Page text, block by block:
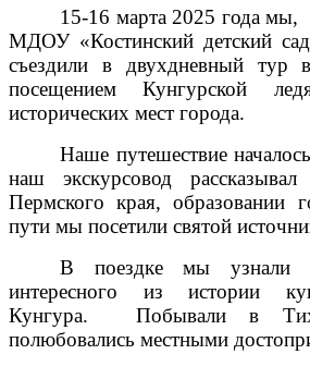
15-16 марта 2025 года
МДОУ «Костинский детский
съездили в двухдневный тур
посещением Кунгурской
исторических мест города.
Наше путешествие
наш экскурсовод
Пермского края, образовании
пути мы посетили святой
В поездке мы узнали
интересного из истории
Кунгура. Побывали в
полюбовались местными